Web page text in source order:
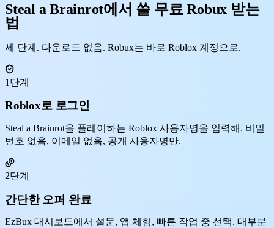
Steal a Brainrot에서 쓸 무료 Robux 받는
법
세 단계. 다운로드 없음. Robux는 바로 Roblox 계정으로.
1단계
Roblox로 로그인
Steal a Brainrot을 플레이하는 Roblox 사용자명을 입력해. 비밀
번호 없음, 이메일 없음, 공개 사용자명만.
2단계
간단한 오퍼 완료
EzBux 대시보드에서 설문, 앱 체험, 빠른 작업 중 선택. 대부분